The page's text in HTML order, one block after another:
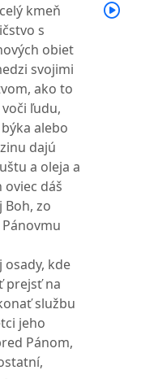
kmeň
s
obiet
svojimi
ako to
ľudu,
alebo
dajú
a oleja a
dáš
Boh, zo
osady, kde
prejsť na
službu
jeho
Pánom,